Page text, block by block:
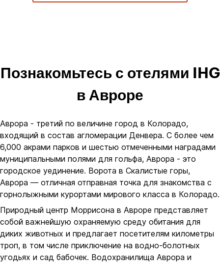
Познакомьтесь с отелями IHG
в Авроре
Аврора - третий по величине город в Колорадо,
входящий в состав агломерации Денвера. С более чем
6,000 акрами парков и шестью отмеченными наградами
муниципальными полями для гольфа, Аврора - это
городское уединение. Ворота в Скалистые горы,
Аврора — отличная отправная точка для знакомства с
горнолыжными курортами мирового класса в Колорадо.
Природный центр Моррисона в Авроре представляет
собой важнейшую охраняемую среду обитания для
диких животных и предлагает посетителям километры
троп, в том числе приключение на водно-болотных
угодьях и сад бабочек. Водохранилища Аврора и